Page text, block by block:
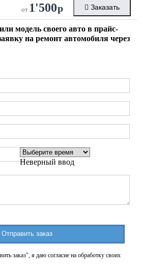
от 1'500р Заказать
модель своего авто в прайс-
на ремонт автомобиля через
Неверный ввод
Отправить заказ
заказ", я даю согласие на обработку своих